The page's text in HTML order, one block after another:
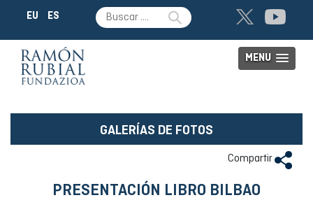
EU ES
MENU
GALERÍAS DE FOTOS
Compartir
PRESENTACIÓN LIBRO BILBAO